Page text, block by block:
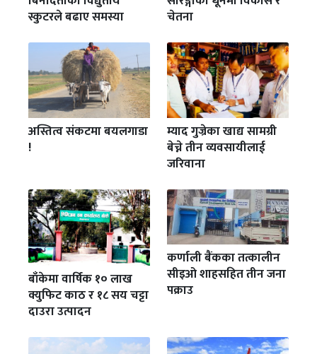
स्कुटरले बढाए समस्या
चेतना
अस्तित्व संकटमा बयलगाडा
!
म्याद गुज्रेका खाद्य सामग्री
बेच्ने तीन व्यवसायीलाई
जरिवाना
बाँकेमा वार्षिक १० लाख
क्युफिट काठ र १८ सय चट्टा
दाउरा उत्पादन
कर्णाली बैंकका तत्कालीन
सीइओ शाहसहित तीन जना
पक्राउ